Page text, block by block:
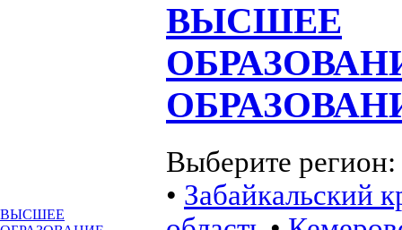
ВЫСШЕЕ
ВЫСШЕЕ
Выберите регион:
• Забайкальский